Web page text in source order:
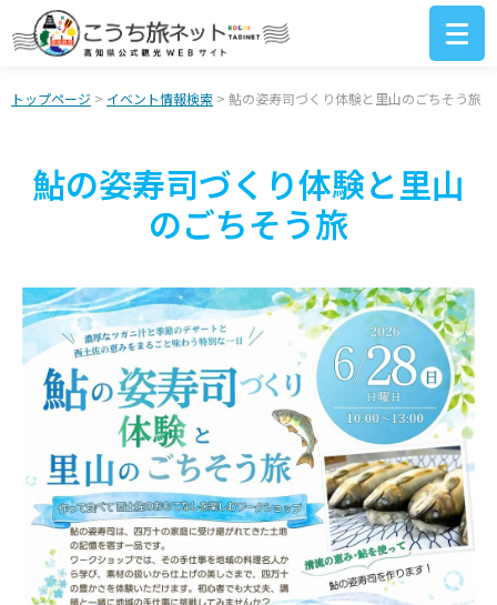
トップページ > イベント情報検索 > 鮎の姿寿司づくり体験と里山のごちそう旅
鮎の姿寿司づくり体験と里山
のごちそう旅